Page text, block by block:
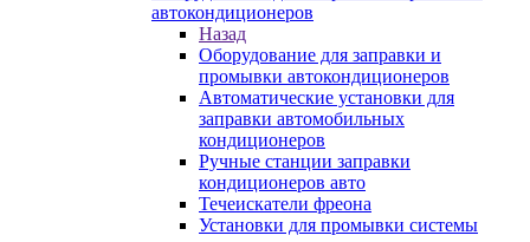
автокондиционеров
Назад
Оборудование для заправки и
промывки автокондиционеров
Автоматические установки для
заправки автомобильных
кондиционеров
Ручные станции заправки
кондиционеров авто
Течеискатели фреона
Установки для промывки системы